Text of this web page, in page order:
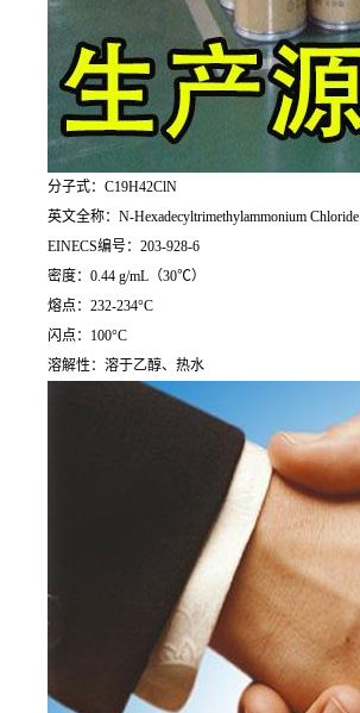
分子式：C19H42ClN
英文全称：N-Hexadecyltrimethylammonium Chloride
EINECS编号：203-928-6
密度：0.44 g/mL（30℃）
熔点：232-234°C
闪点：100°C
溶解性：溶于乙醇、热水